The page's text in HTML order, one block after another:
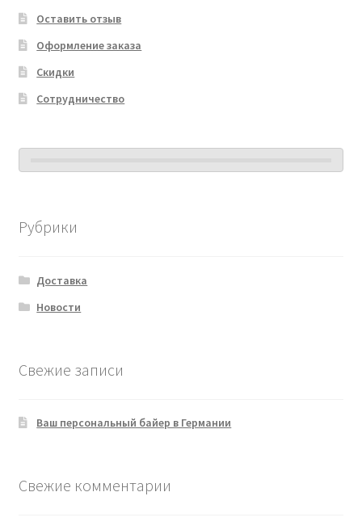
Оставить отзыв
Оформление заказа
Скидки
Сотрудничество
Рубрики
Доставка
Новости
Свежие записи
Ваш персональный байер в Германии
Свежие комментарии